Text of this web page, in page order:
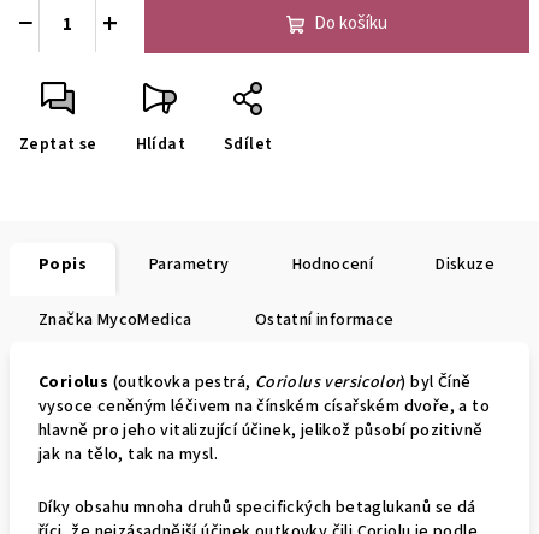
+
− Do košíku
Zeptat se Hlídat Sdílet
Popis Parametry Hodnocení Diskuze
Značka MycoMedica Ostatní informace
Coriolus (outkovka pestrá, Coriolus versicolor) byl Číně
vysoce ceněným léčivem na čínském císařském dvoře, a to
hlavně pro jeho vitalizující účinek, jelikož působí pozitivně
jak na tělo, tak na mysl.
Díky obsahu mnoha druhů specifických betaglukanů se dá